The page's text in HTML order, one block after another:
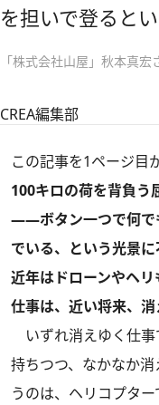
を担いで登ると
「株式会社山屋」秋本真
CREA編集部
この記事を1ページ目
100キロの荷を背負う
――ボタン一つで何で
でいる、という光景に
近年はドローンやヘ
仕事は、近い将来、消
いずれ消えゆく仕事
持ちつつ、なかなか
うのは、ヘリコプタ